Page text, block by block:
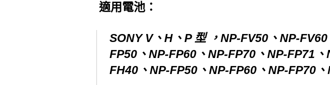
適用電池：
SONY V、H、P 型 ，NP-FV50、NP-
FP50、NP-FP60、NP-FP70、NP-FP71
FH40、NP-FP50、NP-FP60、NP-FP70